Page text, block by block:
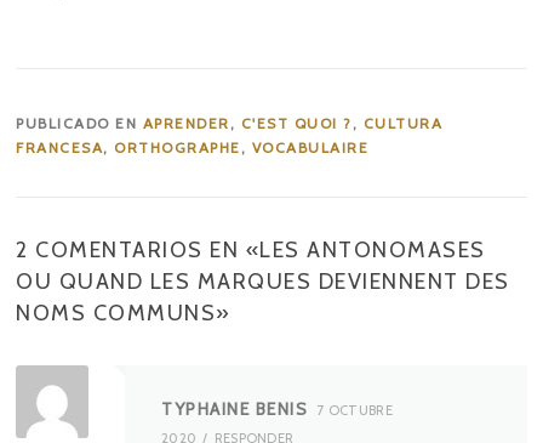
PUBLICADO EN APRENDER , C'EST QUOI ? , CULTURA
FRANCESA, ORTHOGRAPHE , VOCABULAIRE
2 COMENTARIOS EN «LES ANTONOMASES
OU QUAND LES MARQUES DEVIENNENT DES
NOMS COMMUNS»
TYPHAINE BENIS
7 OCTUBRE
2020
RESPONDER